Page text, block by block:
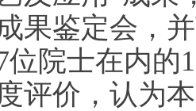
果鉴定会，
位院士在内的
评价，认为